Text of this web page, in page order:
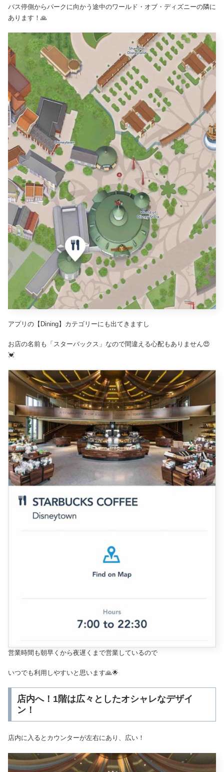
バス停側からパークに向かう途中のワールド・オブ・ディズニーの隣に
あります！🙏
アプリの【Dining】カテゴリーにも出てきますし
お店の名前も「スターバックス」なので間違える心配もありません😍
💓
営業時間も朝早くから夜遅くまで営業しているので
いつでも利用しやすいと思います🙏🌟
店内へ！1階は広々としたオシャレなデザイ
ン！
店内に入るとカウンターが左右にあり、広い！